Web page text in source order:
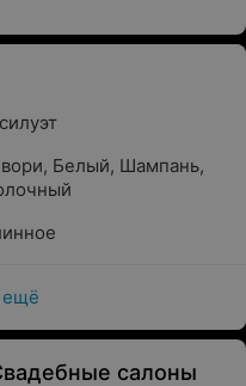
, Белый, Шампань,
ещё
салоны